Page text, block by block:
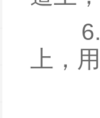
6.重
上，